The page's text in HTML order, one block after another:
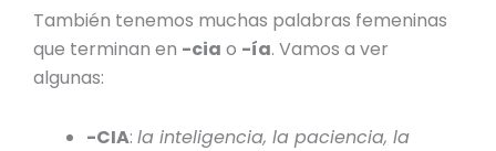
También tenemos muchas palabras femeninas
que terminan en -cia o -ía. Vamos a ver
algunas:
-CIA:la inteligencia, la paciencia, la